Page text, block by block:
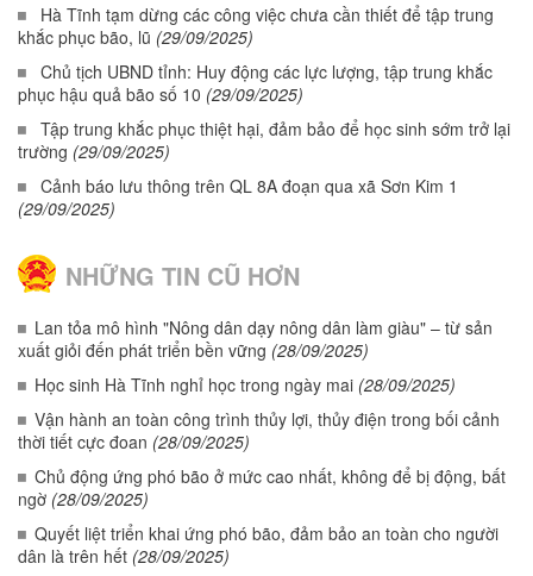
Hà Tĩnh tạm dừng các công việc chưa cần thiết để tập trung
khắc phục bão, lũ (29/09/2025)
Chủ tịch UBND tỉnh: Huy động các lực lượng, tập trung khắc
phục hậu quả bão số 10 (29/09/2025)
Tập trung khắc phục thiệt hại, đảm bảo để học sinh sớm trở lại
trường (29/09/2025)
Cảnh báo lưu thông trên QL 8A đoạn qua xã Sơn Kim 1
(29/09/2025)
NHỮNG TIN CŨ HƠN
Lan tỏa mô hình "Nông dân dạy nông dân làm giàu" – từ sản
xuất giỏi đến phát triển bền vững (28/09/2025)
Học sinh Hà Tĩnh nghỉ học trong ngày mai (28/09/2025)
Vận hành an toàn công trình thủy lợi, thủy điện trong bối cảnh
thời tiết cực đoan (28/09/2025)
Chủ động ứng phó bão ở mức cao nhất, không để bị động, bất
ngờ (28/09/2025)
Quyết liệt triển khai ứng phó bão, đảm bảo an toàn cho người
dân là trên hết (28/09/2025)